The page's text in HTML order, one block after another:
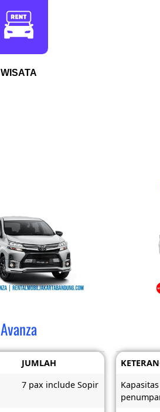
WISATA
Avanza
JUMLAH
7 pax include Sopir
Kapasitas